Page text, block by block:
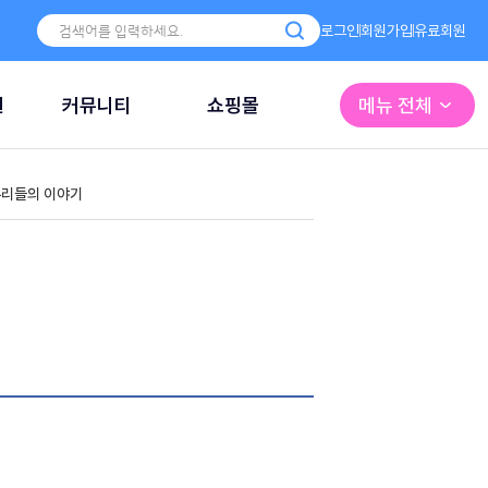
로그인회원가입유료회원
커뮤니티 쇼핑몰 메뉴 전체
들의 이야기